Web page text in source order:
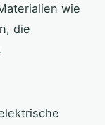
wie
die